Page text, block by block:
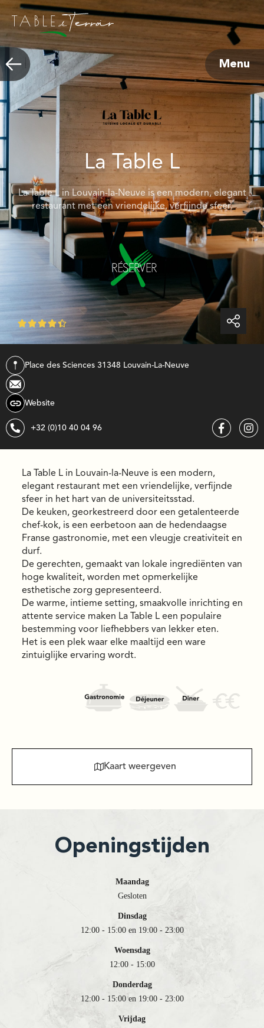
Menu
La Table L
La Table L in Louvain-la-Neuve is een modern, elegant
restaurant met een vriendelijke, verfijnde sfeer.

Place des Sciences 31348 louvain-la-neuve
Website
+32 (0)10 40 04 96
La Table L in Louvain-la-Neuve is een modern,
elegant restaurant met een vriendelijke, verfijnde
sfeer in het hart van de universiteitsstad.
De keuken, georkestreerd door een getalenteerde
chef-kok, is een eerbetoon aan de hedendaagse
Franse gastronomie, met een vleugje creativiteit en
durf.
De gerechten, gemaakt van lokale ingrediënten van
hoge kwaliteit, worden met opmerkelijke
esthetische zorg gepresenteerd.
De warme, intieme setting, smaakvolle inrichting en
attente service maken La Table L een populaire
bestemming voor liefhebbers van lekker eten.
Het is een plek waar elke maaltijd een ware
zintuiglijke ervaring wordt.
Kaart weergeven
Openingstijden
Maandag
Gesloten
Dinsdag
12:00 - 15:00 en 19:00 - 23:00
Woensdag
12:00 - 15:00
Donderdag
12:00 - 15:00 en 19:00 - 23:00
Vrijdag